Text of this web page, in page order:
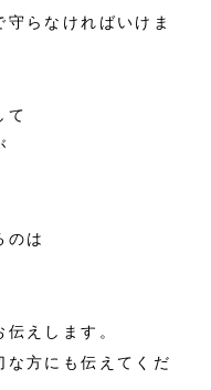
らなければいけま
て
のは
えします。
な方にも伝えてくだ